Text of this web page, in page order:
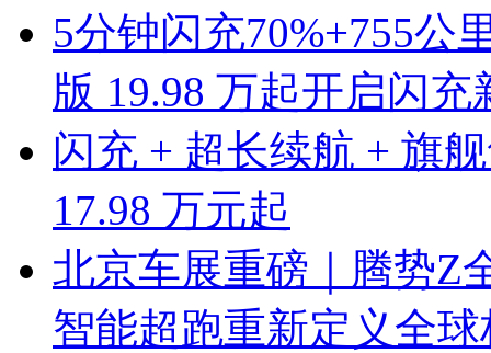
5分钟闪充70%+755公
版 19.98 万起开启闪充
闪充 + 超长续航 + 旗
17.98 万元起
北京车展重磅｜腾势Z
智能超跑重新定义全球